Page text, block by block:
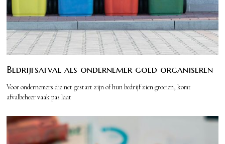
Bedrijfsafval als ondernemer goed organiseren
Voor ondernemers die net gestart zijn of hun bedrijf zien groeien, komt
afvalbeheer vaak pas laat